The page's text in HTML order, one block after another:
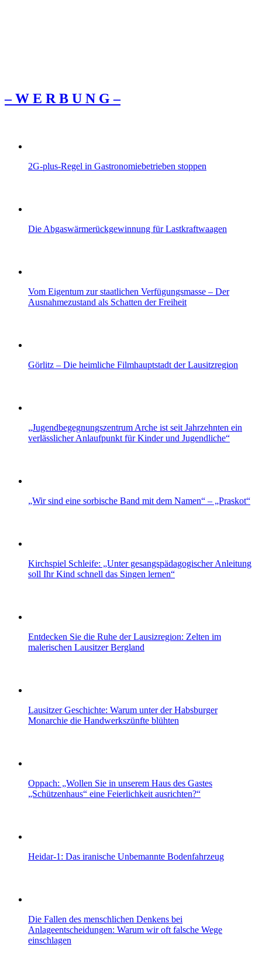
– W Ε R Β U Ν G –
2G-plus-Regel in Gastronomiebetrieben stoppen
Die Abgaswärmerückgewinnung für Lastkraftwaagen
Vom Eigentum zur staatlichen Verfügungsmasse – Der
Ausnahmezustand als Schatten der Freiheit
Görlitz – Die heimliche Filmhauptstadt der Lausitzregion
„Jugendbegegnungszentrum Arche ist seit Jahrzehnten ein
verlässlicher Anlaufpunkt für Kinder und Jugendliche“
„Wir sind eine sorbische Band mit dem Namen“ – „Praskot“
Kirchspiel Schleife: „Unter gesangspädagogischer Anleitung
soll Ihr Kind schnell das Singen lernen“
Entdecken Sie die Ruhe der Lausizregion: Zelten im
malerischen Lausitzer Bergland
Lausitzer Geschichte: Warum unter der Habsburger
Monarchie die Handwerkszünfte blühten
Oppach: „Wollen Sie in unserem Haus des Gastes
„Schützenhaus“ eine Feierlichkeit ausrichten?“
Heidar-1: Das iranische Unbemannte Bodenfahrzeug
Die Fallen des menschlichen Denkens bei
Anlageentscheidungen: Warum wir oft falsche Wege
einschlagen